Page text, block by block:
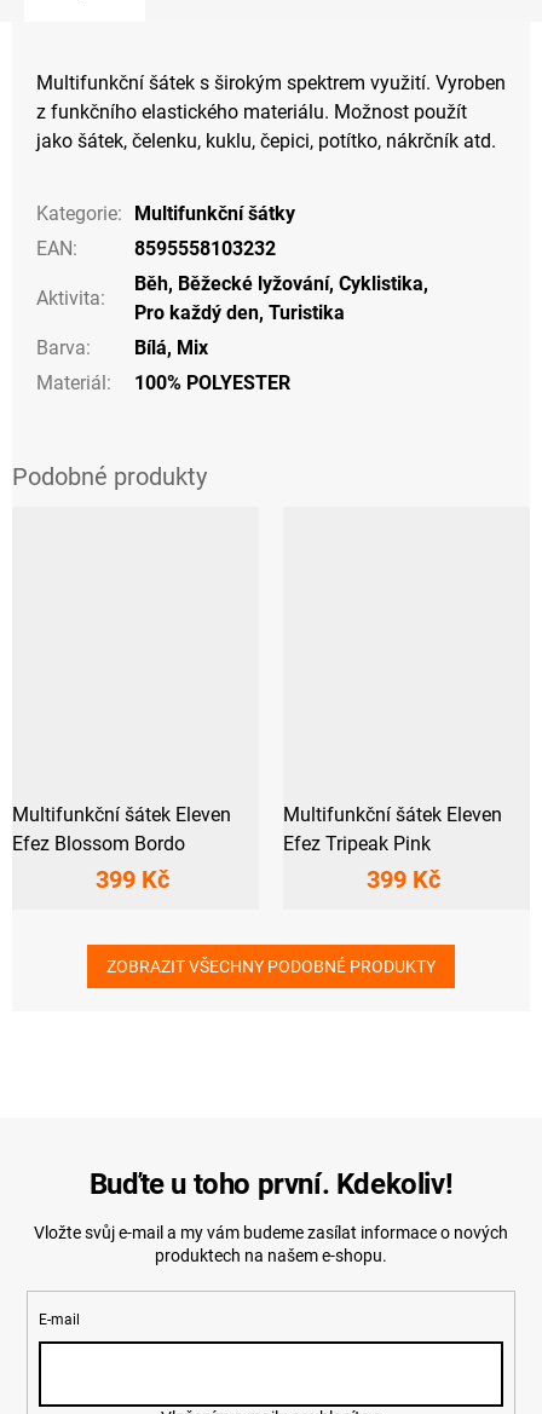
Multifunkční šátek s širokým spektrem využití. Vyroben
z funkčního elastického materiálu. Možnost použít
jako šátek, čelenku, kuklu, čepici, potítko, nákrčník atd.
Kategorie:
Multifunkční šátky
EAN: 8595558103232
Aktivita:
Běh, Běžecké lyžování, Cyklistika,
Pro každý den, Turistika
Barva: Bílá, Mix
Materiál: 100% POLYESTER
Multifunkční šátek Eleven
Efez Blossom Bordo
399 Kč
Multifunkční šátek Eleven
Efez Tripeak Pink
399 Kč
ZOBRAZIT VŠECHNY PODOBNÉ PRODUKTY
Buďte u toho první. Kdekoliv!
Vložte svůj e-mail a my vám budeme zasílat informace o nových
produktech na našem e-shopu.
E-mail